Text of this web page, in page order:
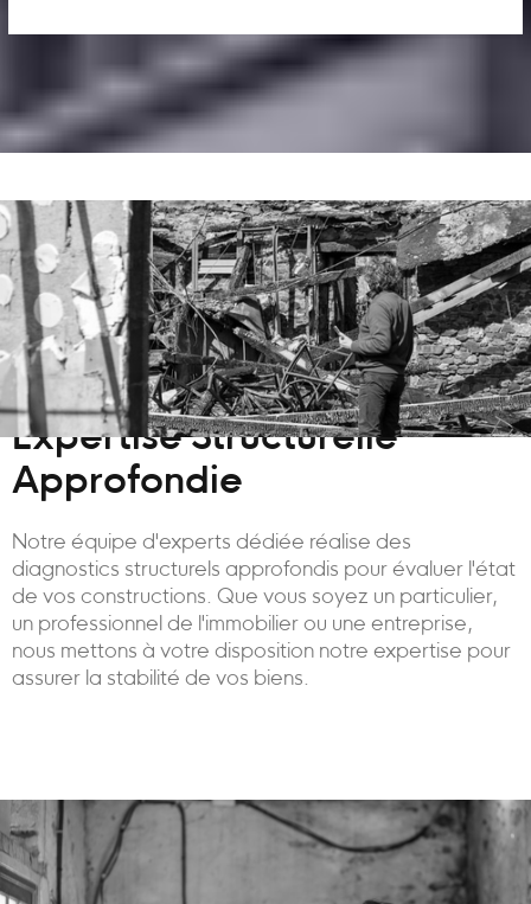
Expertise Structurelle
Approfondie
Notre équipe d'experts dédiée réalise des
diagnostics structurels approfondis pour évaluer l'état
de vos constructions. Que vous soyez un particulier,
un professionnel de l'immobilier ou une entreprise,
nous mettons à votre disposition notre expertise pour
assurer la stabilité de vos biens.